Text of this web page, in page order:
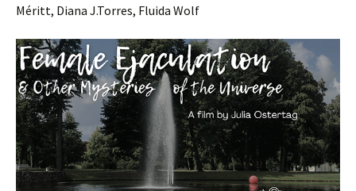
Méritt, Diana J.Torres, Fluida Wolf